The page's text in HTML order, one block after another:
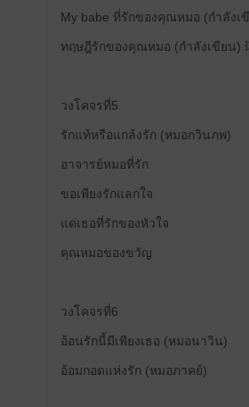
My babe ที่รักของคุณหมอ (กำลังเ
ทฤษฎีรักของคุณหมอ (กำลังเขียน)
วงโคจรที่5
รักแท้หรือแกล้งรัก (หมอกวินภพ)
อาจารย์หมอที่รัก
ขอเพียงรักแลกใจ
แด่เธอที่รักของหัวใจ
คุณหมอของขวัญ
วงโคจรที่6
อ้อนรักนี้มีเพียงเธอ (หมอนาวิน)
อ้อมกอดแห่งรัก (หมอภาคย์)